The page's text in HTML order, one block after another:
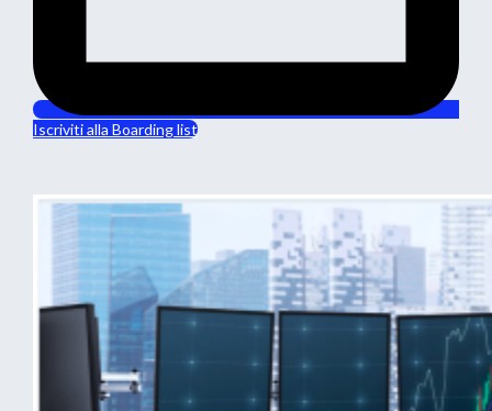
Iscriviti alla Boarding list